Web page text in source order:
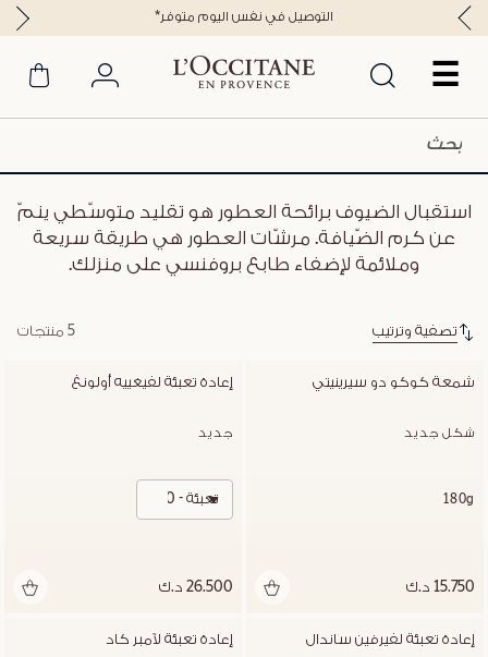
☰
*التوصيل في نفس اليوم متوفر
استقبال الضيوف برائحة العطور هو تقليد متوسّطي ينمّ
عن كرم الضّيافة. مرشّات العطور هي طريقة سريعة
وملائمة لإضفاء طابع بروفنسي على منزلك.
تصفية وترتيب 5 منتجات
شمعة كوكو دو سيرينيتي
شكل جديد
180g
15.750 د.ك
إعادة تعبئة لفيغييه أولونغ
جديد
تعبئة - 300 مل
26.500 د.ك
إعادة تعبئة لفيرفين ساندال إعادة تعبئة لآمبر كاد